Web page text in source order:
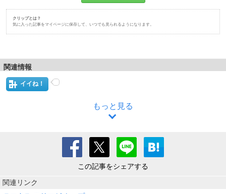
クリップとは？
気に入った記事をマイページに保存して、いつでも見られるようになります。
関連情報
イイね！
もっと見る
この記事をシェアする
関連リンク